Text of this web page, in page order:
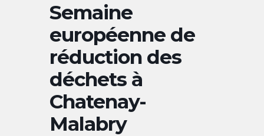
Semaine
européenne de
réduction des
déchets à
Chatenay-
Malabry